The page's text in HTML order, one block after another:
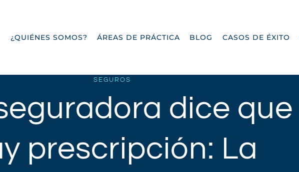
¿QUIÉNES SOMOS? ÁREAS DE PRÁCTICA BLOG CASOS DE ÉXITO
SEGUROS
dice que
prescripción: La